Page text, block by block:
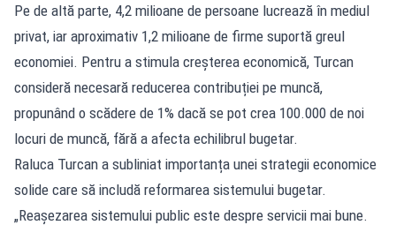
Pe de altă parte, 4,2 milioane de persoane lucrează în mediul
privat, iar aproximativ 1,2 milioane de firme suportă greul
economiei. Pentru a stimula creșterea economică, Turcan
consideră necesară reducerea contribuției pe muncă,
propunând o scădere de 1% dacă se pot crea 100.000 de noi
locuri de muncă, fără a afecta echilibrul bugetar.
Raluca Turcan a subliniat importanța unei strategii economice
solide care să includă reformarea sistemului bugetar.
„Reașezarea sistemului public este despre servicii mai bune.